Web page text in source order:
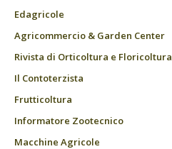
Edagricole
Agricommercio & Garden Center
Rivista di Orticoltura e Floricoltura
Il Contoterzista
Frutticoltura
Informatore Zootecnico
Macchine Agricole